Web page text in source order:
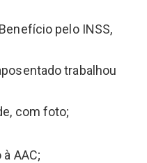
pelo INSS,
trabalhou
com foto;
AAC;